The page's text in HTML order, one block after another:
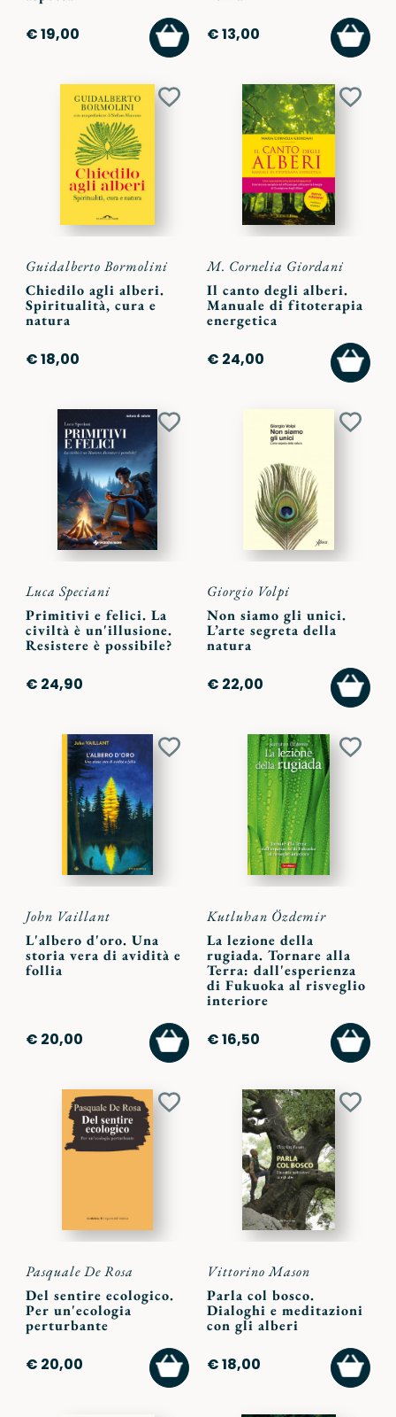
€ 19,00
AGGIUNGI
AL
CARRELLO
€ 13,00
AL
Aggiungi
Guidalberto Bormolini
Chiedilo agli alberi.
Spiritualità, cura e
natura
€ 18,00
M. Cornelia Giordani
Il canto degli alberi.
Manuale di fitoterapia
energetica
€ 24,00
AL
Aggiungi
Luca Speciani
Primitivi e felici. La
civiltà è un'illusione.
Resistere è possibile?
€ 24,90
Giorgio Volpi
Non siamo gli unici.
L’arte segreta della
natura
€ 22,00
AL
Aggiungi
John Vaillant
L'albero d'oro. Una
storia vera di avidità e
follia
€ 20,00
AGGIUNGI
AL
CARRELLO
Kutluhan Özdemir
La lezione della
rugiada. Tornare alla
Terra: dall'esperienza
di Fukuoka al risveglio
interiore
€ 16,50
AL
Aggiungi
Pasquale De Rosa
Del sentire ecologico.
Per un'ecologia
perturbante
€ 20,00
AGGIUNGI
AL
CARRELLO
Vittorino Mason
Parla col bosco.
Dialoghi e meditazioni
con gli alberi
€ 18,00
AL